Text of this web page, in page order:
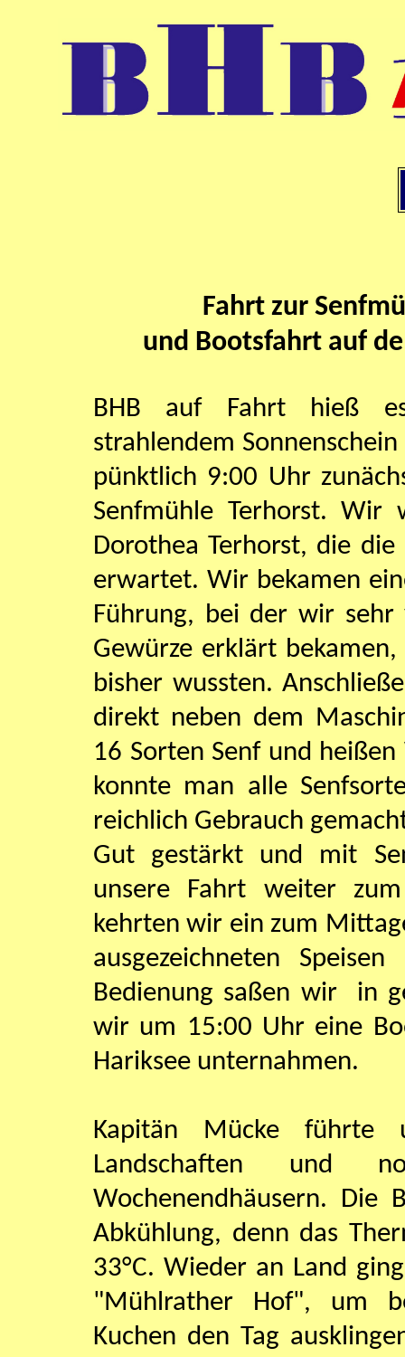
Fahrt zur
und Bootsfahrt auf
BHB auf Fahrt hieß
strahlendem
pünktlich 9:00 Uhr
Senfmühle Terhorst. Wir
Dorothea Terhorst, die
erwartet. Wir bekamen
Führung, bei der wir sehr
Gewürze erklärt
bisher wussten.
direkt neben dem
16 Sorten Senf und
konnte man alle
reichlich Gebrauch
Gut gestärkt und mit
unsere Fahrt weiter
kehrten wir ein zum
ausgezeichneten
Bedienung saßen wir in
wir um 15:00 Uhr eine
Hariksee unternahmen.
Kapitän Mücke führte
Landschaften und
Wochenendhäusern. Die
Abkühlung, denn das
33°C. Wieder an Land
"Mühlrather Hof", um
Kuchen den Tag